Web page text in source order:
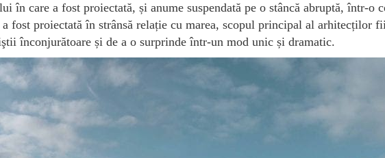
în care a fost proiectată, și anume suspendată pe o stâncă abruptă, într-o
a fost proiectată în strânsă relație cu marea, scopul principal al arhitecților
înconjurătoare și de a o surprinde într-un mod unic și dramatic.